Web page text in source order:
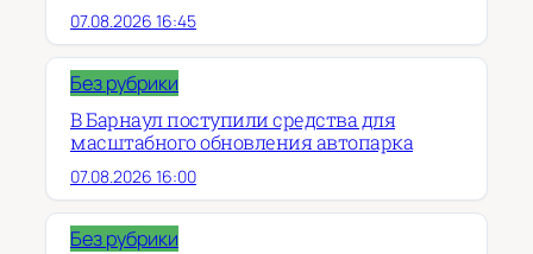
07.08.2026 16:45
Без рубрики
В Барнаул поступили средства для
масштабного обновления автопарка
07.08.2026 16:00
Без рубрики